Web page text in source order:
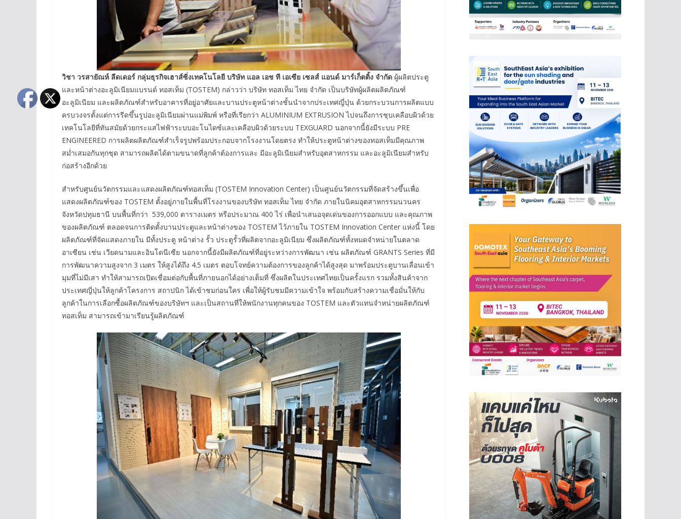
วิชา วรสายัณห์ ลีดเดอร์ กลุ่มธุรกิจเฮาส์ซิ่งเทคโนโลยี บริษัท แอล เอช ที เอเซีย เซลส์ แอนด์ มาร์เก็ตติ้ง จำกัด ผู้ผลิตประตู
และหน้าต่างอะลูมิเนียมแบรนด์ ทอสเท็ม (TOSTEM) กล่าวว่า บริษัท ทอสเท็ม ไทย จำกัด เป็นบริษัทผู้ผลิตผลิตภัณฑ์
อะลูมิเนียม และผลิตภัณฑ์สำหรับอาคารที่อยู่อาศัยและบานประตูหน้าต่างชั้นนำจากประเทศญี่ปุ่น ด้วยกระบวนการผลิตแบบ
ครบวงจรตั้งแต่การรีดขึ้นรูปอะลูมิเนียมผ่านแม่พิมพ์ หรือที่เรียกว่า ALUMINIUM EXTRUSION ไปจนถึงการชุบเคลือบผิวด้วย
เทคโนโลยีที่ทันสมัยด้วยกระแสไฟฟ้าระบบอะโนไดซ์และเคลือบผิวด้วยระบบ TEXGUARD นอกจากนี้ยังมีระบบ PRE
ENGINEERED การผลิตผลิตภัณฑ์สำเร็จรูปพร้อมประกอบจากโรงงานโดยตรง ทำให้ประตูหน้าต่างของทอสเท็มมีคุณภาพ
สม่ำเสมอกันทุกชุด สามารถผลิตได้ตามขนาดที่ลูกค้าต้องการและ มีอะลูมิเนียมสำหรับอุตสาหกรรม และอะลูมิเนียมสำหรับ
ก่อสร้างอีกด้วย
สำหรับศูนย์นวัตกรรมและแสดงผลิตภัณฑ์ทอสเท็ม (TOSTEM Innovation Center) เป็นศูนย์นวัตกรรมที่จัดสร้างขึ้นเพื่อ
แสดงผลิตภัณฑ์ของ TOSTEM ตั้งอยู่ภายในพื้นที่โรงงานของบริษัท ทอสเท็ม ไทย จำกัด ภายในนิคมอุตสาหกรรมนวนคร
จังหวัดปทุมธานี บนพื้นที่กว่า 539,000 ตารางเมตร หรือประมาณ 400 ไร่ เพื่อนำเสนอจุดเด่นของการออกแบบ และคุณภาพ
ของผลิตภัณฑ์ ตลอดจนการติดตั้งบานประตูและหน้าต่างของ TOSTEM ไว้ภายใน TOSTEM Innovation Center แห่งนี้ โดย
ผลิตภัณฑ์ที่จัดแสดงภายใน มีทั้งประตู หน้าต่าง รั้ว ประตูรั้วที่ผลิตจากอะลูมิเนียม ซึ่งผลิตภัณฑ์ทั้งหมดจำหน่ายในตลาด
อาเซียน เช่น เวียดนามและอินโดนีเซีย นอกจากนี้ยังมีผลิตภัณฑ์ที่อยู่ระหว่างการพัฒนา เช่น ผลิตภัณฑ์ GRANTS Series ที่มี
การพัฒนาความสูงจาก 3 เมตร ให้สูงได้ถึง 4.5 เมตร ตอบโจทย์ความต้องการของลูกค้าได้สูงสุด มาพร้อมประตูบานเลื่อนเข้า
มุมที่ไม่มีเสา ทำให้สามารถเปิดเชื่อมต่อกับพื้นที่ภายนอกได้อย่างเต็มที่ ซึ่งผลิตในประเทศไทยเป็นครั้งแรก รวมทั้งสินค้าจาก
ประเทศญี่ปุ่นให้ลูกค้าโครงการ สถาปนิก ได้เข้าชมก่อนใคร เพื่อให้ผู้รับชมมีความเข้าใจ พร้อมกับสร้างความเชื่อมั่นให้กับ
ลูกค้าในการเลือกซื้อผลิตภัณฑ์ของบริษัทฯ และเป็นสถานที่ให้พนักงานทุกคนของ TOSTEM และตัวแทนจำหน่ายผลิตภัณฑ์
ทอสเท็ม สามารถเข้ามาเรียนรู้ผลิตภัณฑ์